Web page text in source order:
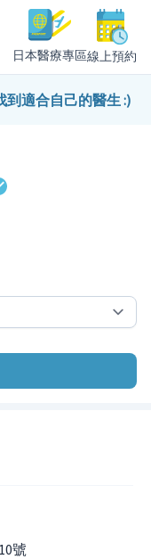
日本醫療專區線上預約
到適合自己的醫生 :)
號